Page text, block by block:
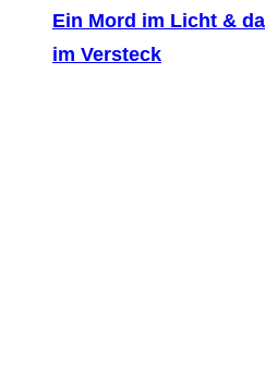
Ein Mord im Licht &
im Versteck